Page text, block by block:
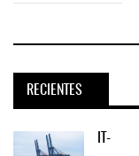
RECIENTES
IT-